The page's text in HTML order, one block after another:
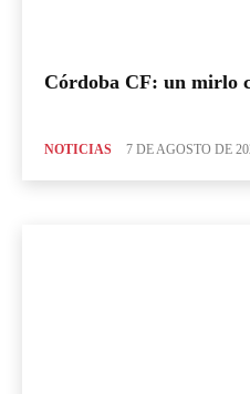
Córdoba CF: un mirlo
NOTICIAS 7 DE AGOSTO DE